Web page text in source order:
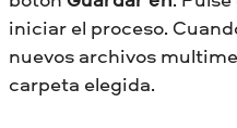
iniciar el proceso.
nuevos archivos
carpeta elegida.